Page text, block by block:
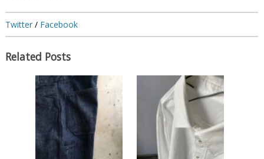
Twitter/ Facebook
Related Posts